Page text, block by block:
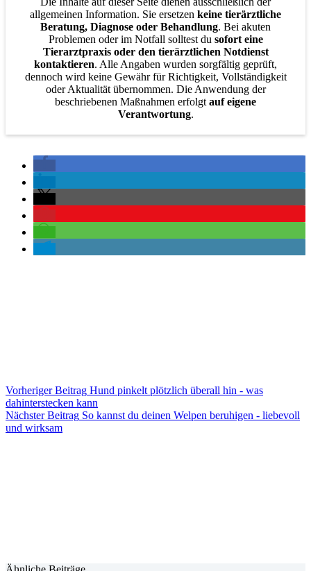
allgemeinen Information. Sie ersetzen keine tierärztliche
Beratung, Diagnose oder Behandlung. Bei akuten
Problemen oder im Notfall solltest du sofort eine
Tierarztpraxis oder den tierärztlichen Notdienst
kontaktieren. Alle Angaben wurden sorgfältig geprüft,
dennoch wird keine Gewähr für Richtigkeit, Vollständigkeit
oder Aktualität übernommen. Die Anwendung der
beschriebenen Maßnahmen erfolgt auf eigene
Verantwortung.
VorherigerBeitrag Hund pinkelt plötzlich überall hin - was
dahinterstecken kann
NächsterBeitrag So kannst du deinen Welpen beruhigen - liebevoll
und wirksam